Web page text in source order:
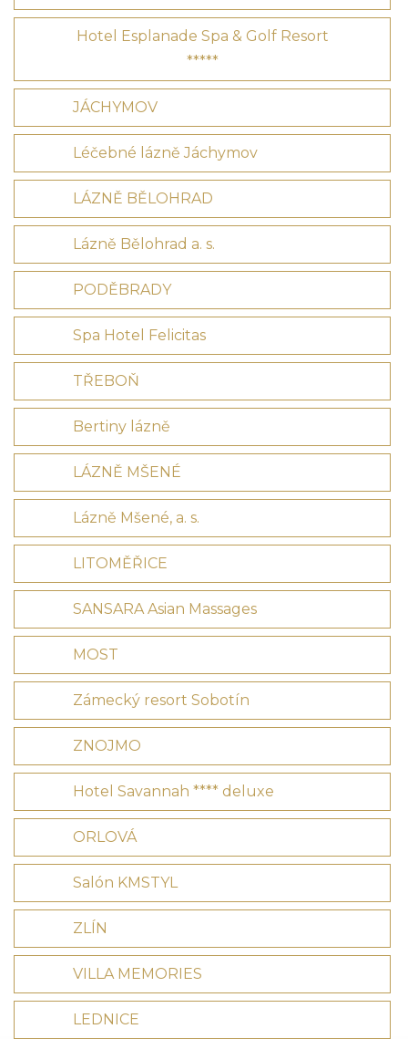
Hotel Esplanade Spa & Golf Resort
*****
JÁCHYMOV
Léčebné lázně Jáchymov
LÁZNĚ BĚLOHRAD
Lázně Bělohrad a. s.
PODĚBRADY
Spa Hotel Felicitas
TŘEBOŇ
Bertiny lázně
LÁZNĚ MŠENÉ
Lázně Mšené, a. s.
LITOMĚŘICE
SANSARA Asian Massages
MOST
Zámecký resort Sobotín
ZNOJMO
Hotel Savannah **** deluxe
ORLOVÁ
Salón KMSTYL
ZLÍN
VILLA MEMORIES
LEDNICE